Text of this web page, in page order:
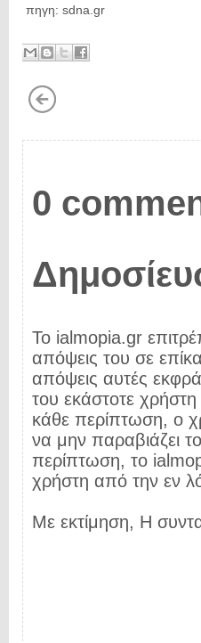
πηγη: sdna.gr
0
Το ialmopia.gr
απόψεις του σε
απόψεις αυτές
του εκάστοτε
κάθε περίπτωση, ο
να μην παραβιάζει
περίπτωση, το
χρήστη από την εν
Με εκτίμηση, Η